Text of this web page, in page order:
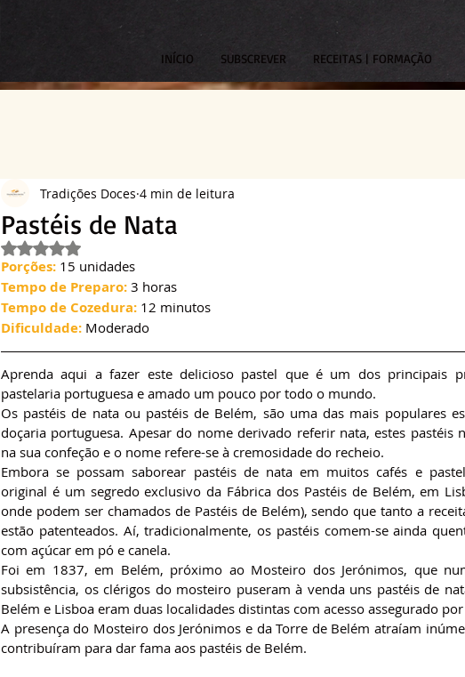
INÍCIO SUBSCREVER RECEITAS | FORMAÇÃO
Pastéis de Nata
Tradições Doces 4 min de leitura
Avaliado com NaN de 5 estrelas.
Porções: 15 unidades
Tempo de Preparo: 3 horas
Tempo de Cozedura: 12 minutos
Dificuldade: Moderado
Aprenda aqui a fazer este delicioso pastel que é um dos principais
pastelaria portuguesa e amado um pouco por todo o mundo.
Os pastéis de nata ou pastéis de Belém, são uma das mais populares
doçaria portuguesa. Apesar do nome derivado referir nata, estes pastéis
na sua confeção e o nome refere-se à cremosidade do recheio.
Embora se possam saborear pastéis de nata em muitos cafés e
original é um segredo exclusivo da Fábrica dos Pastéis de Belém, em
onde podem ser chamados de Pastéis de Belém), sendo que tanto a
estão patenteados. Aí, tradicionalmente, os pastéis comem-se ainda
com açúcar em pó e canela.
Foi em 1837, em Belém, próximo ao Mosteiro dos Jerónimos, que
subsistência, os clérigos do mosteiro puseram à venda uns pastéis de
Belém e Lisboa eram duas localidades distintas com acesso assegurado
A presença do Mosteiro dos Jerónimos e da Torre de Belém atraíam
contribuíram para dar fama aos pastéis de Belém.